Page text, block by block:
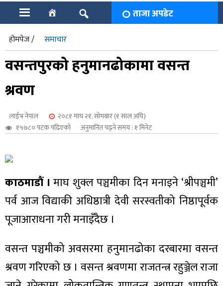
ताजा अपडेट
होमपेज / समाचार
वसन्तपुरको हनुमानढोकामा वसन्त
श्रवण
लाईभ नेपाल
२०८१ माघ २१, सोमबार (१ साल अघि)
१५७८० पटक पढिएको
अनुमानित पढ्ने समय : १ मिनेट
काठमाडौं । माघ शुक्ल पञ्चमीका दिन मनाइने ‘श्रीपञ्चमी’
पर्व आज विद्याकी अधिष्ठात्री देवी सरस्वतीको निष्ठापूर्वक
पूजाआराधना गरी मनाइँदैछ ।
वसन्त पञ्चमीको अवसरमा हनुमानढोका दरबारमा वसन्त
श्रवण गरिएको छ । वसन्त श्रवणमा राजतन्त्र रहुञ्जेल राजा